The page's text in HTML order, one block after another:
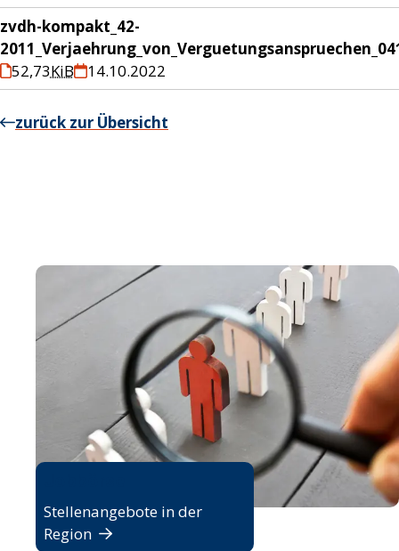
zvdh-kompakt_42-
52,73KiB 14.10.2022
zurück zur Übersicht
Stellenangebote in der
Region